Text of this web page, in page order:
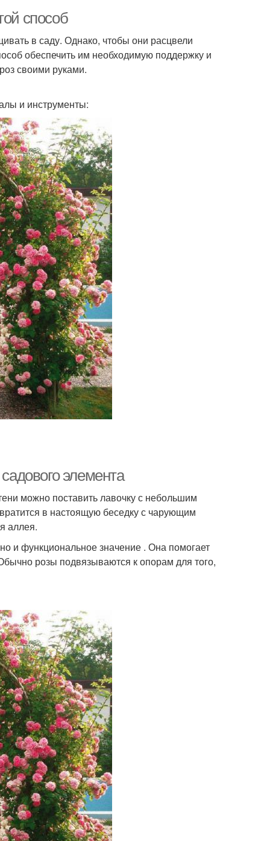
способ
в саду. Однако, чтобы они расцвели
обеспечить им необходимую поддержку и
своими руками.
и инструменты:
элемента
можно поставить лавочку с небольшим
в настоящую беседку с чарующим
аллея.
и функциональное значение . Она помогает
розы подвязываются к опорам для того,